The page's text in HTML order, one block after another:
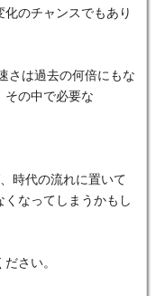
のチャンスでもあり
さは過去の何倍にもな
その中で必要な
時代の流れに置いて
なってしまうかもし
さい。